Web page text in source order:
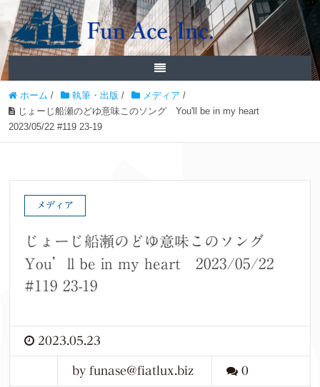
ホーム / 執筆・出版 / メディア /
じょーじ船瀬のどゆ意味このソング You'll be in my heart
2023/05/22 #119 23-19
メディア
じょーじ船瀬のどゆ意味このソング
You’ll be in my heart 2023/05/22
#119 23-19
2023.05.23
by funase@fiatlux.biz 0